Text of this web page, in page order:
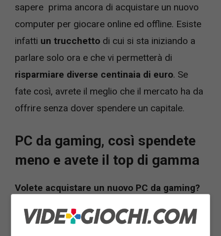
sapere prima ancora di acquistare un nuovo
computer per giocare online ed offline. Esiste
infatti un trucchetto di cui si sta iniziando a
parlare solo ora e che vi permetterà di
risparmiare diverse centinaia di euro. Se
fate così, avrete il meglio che il mercato ha da
offrire senza dover spendere un capitale.
PC da gaming, così spendete
meno e avete il top di gamma
Volete acquistare un nuovo PC da gaming?
settimanaper mettere in pratica un